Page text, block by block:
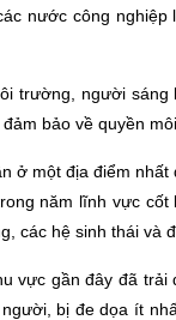
nước công
trường, người
bảo về quyền
ở một địa điểm
năm lĩnh vực
các hệ sinh thái và
vực gần đây đã
bị đe dọa ít